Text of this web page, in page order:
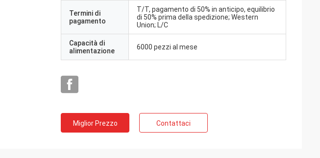
Termini di
pagamento
T/T, pagamento di 50% in anticipo, equilibrio
di 50% prima della spedizione; Western
Union; L/C
Capacità di
alimentazione
6000 pezzi al mese
Miglior Prezzo Contattaci